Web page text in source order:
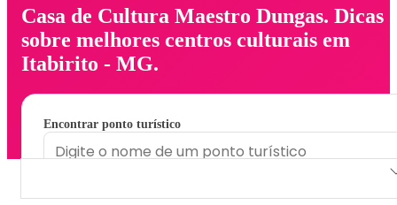
Casa de Cultura Maestro Dungas. Dicas
sobre melhores centros culturais em
Itabirito - MG.
Encontrar ponto turístico